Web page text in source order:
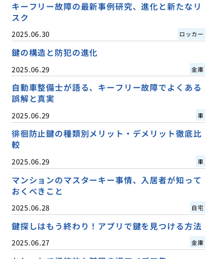
キーフリー故障の最新事例研究、進化と新たなリ
スク
2025.06.30 ロッカー
鍵の構造と防犯の進化
2025.06.29 金庫
自動車整備士が語る、キーフリー故障でよくある
誤解と真実
2025.06.29 車
徘徊防止鍵の種類別メリット・デメリット徹底比
較
2025.06.29 車
マンションのマスターキー事情、入居者が知って
おくべきこと
2025.06.28 自宅
鍵探しはもう終わり！アプリで鍵を見つける方法
2025.06.27 金庫